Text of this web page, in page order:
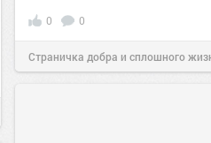
0 0
Страничка добра и сплошного